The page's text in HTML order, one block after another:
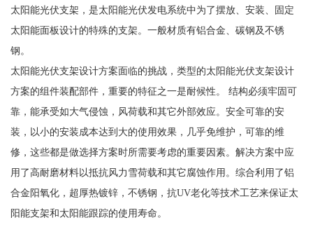
太阳能光伏支架，是太阳能光伏发电系统中为了摆放、安装、固定
太阳能面板设计的特殊的支架。一般材质有铝合金、碳钢及不锈
钢。
太阳能光伏支架设计方案面临的挑战，类型的太阳能光伏支架设计
方案的组件装配部件，重要的特征之一是耐候性。 结构必须牢固可
靠，能承受如大气侵蚀，风荷载和其它外部效应。安全可靠的安
装，以小的安装成本达到大的使用效果，几乎免维护，可靠的维
修，这些都是做选择方案时所需要考虑的重要因素。解决方案中应
用了高耐磨材料以抵抗风力雪荷载和其它腐蚀作用。综合利用了铝
合金阳氧化，超厚热镀锌，不锈钢，抗UV老化等技术工艺来保证太
阳能支架和太阳能跟踪的使用寿命。